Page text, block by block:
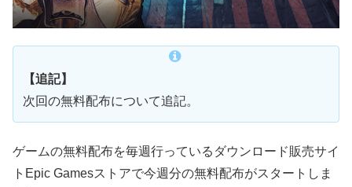
【追記】
次回の無料配布について追記。
ゲームの無料配布を毎週行っているダウンロード販売サイ
トEpic Gamesストアで今週分の無料配布がスタートしま